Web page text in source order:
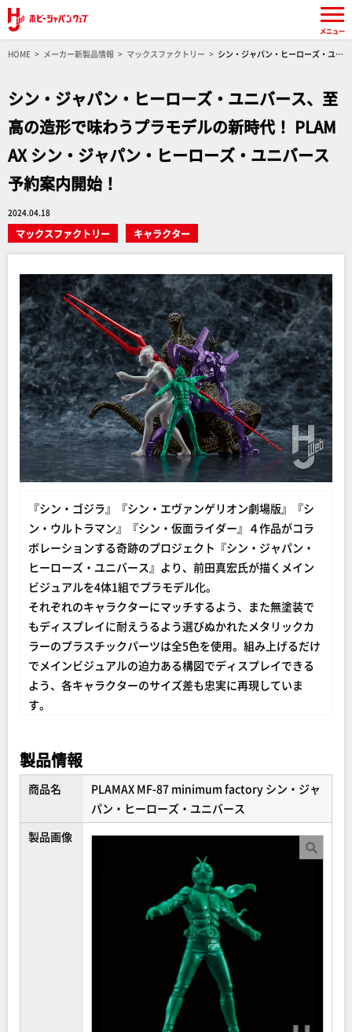
HOME メーカー新製品情報 マックスファクトリー
シン・ジャパン・ヒーローズ・ユニ
シン・ジャパン・ヒーローズ・ユニバース、至
高の造形で味わうプラモデルの新時代！ PLAM
AX シン・ジャパン・ヒーローズ・ユニバース
予約案内開始！
2024.04.18
マックスファクトリー キャラクター
『シン・ゴジラ』『シン・エヴァンゲリオン劇場版』『シ
ン・ウルトラマン』『シン・仮面ライダー』４作品がコラ
ボレーションする奇跡のプロジェクト『シン・ジャパン・
ヒーローズ・ユニバース』より、前田真宏氏が描くメイン
ビジュアルを4体1組でプラモデル化。
それぞれのキャラクターにマッチするよう、また無塗装で
もディスプレイに耐えうるよう選びぬかれたメタリックカ
ラーのプラスチックパーツは全5色を使用。組み上げるだけ
でメインビジュアルの迫力ある構図でディスプレイできる
よう、各キャラクターのサイズ差も忠実に再現していま
す。
の「美しい立ち姿」、エヴァンゲリオン初号機の「力強い
メカ表現」、そしてゴジラの「圧倒的な表面ディテール」
と、それぞれにマックスファクトリーが培ってきた固定ポ
ーズプラモデルの技術を注ぎ込みました。
硬質な素材で構成されているとは思えないほどの立体表現
は、プラモデルの歴史におけるひとつの到達点。あらゆる
アニメ・特撮ファンの皆様に手にとっていただきたい、究
製品情報
商品名
PLAMAX MF-87 minimum factory シン・ジャ
パン・ヒーローズ・ユニバース
製品画像
メニュー